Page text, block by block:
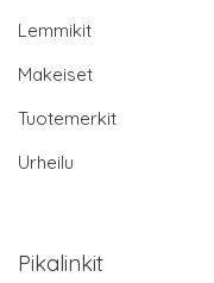
Lemmikit
Makeiset
Tuotemerkit
Urheilu
Pikalinkit